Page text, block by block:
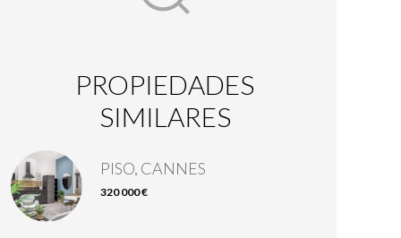
PROPIEDADES
SIMILARES
PISO, CANNES
320 000 €